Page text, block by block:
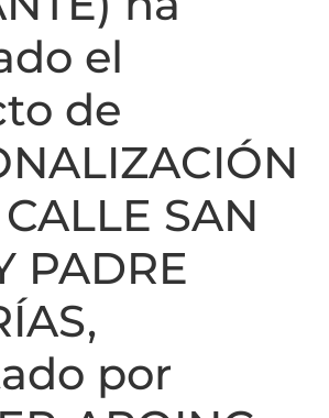
el
de
SAN
PADRE
por